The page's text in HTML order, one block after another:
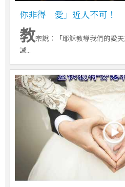
你非得「愛」近人不可！
教宗說：「耶穌教導我們的愛
誡...